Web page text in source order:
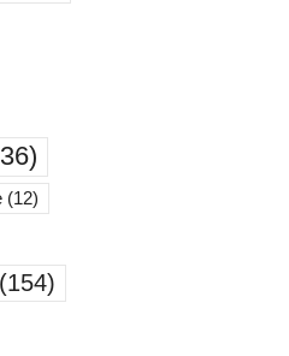
(12)
(154)